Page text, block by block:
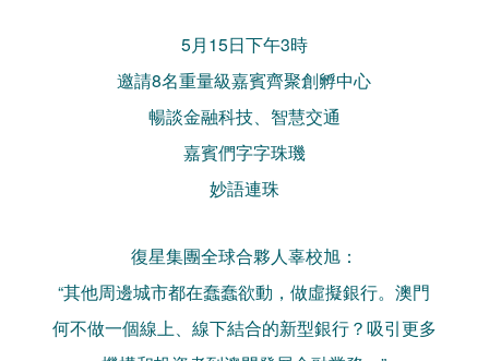
5月15日下午3時
邀請8名重量級嘉賓齊聚創孵中心
暢談金融科技、智慧交通
嘉賓們字字珠璣
妙語連珠
復星集團全球合夥人辜校旭：
“其他周邊城市都在蠢蠢欲動，做虛擬銀行。澳門
何不做一個線上、線下結合的新型銀行？吸引更多